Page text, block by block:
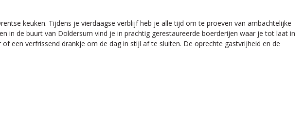
keuken. Tijdens je vierdaagse verblijf heb je alle tijd om te proeven van ambachtelijke
in de buurt van Doldersum vind je in prachtig gerestaureerde boerderijen waar je tot laat in
een verfrissend drankje om de dag in stijl af te sluiten. De oprechte gastvrijheid en de